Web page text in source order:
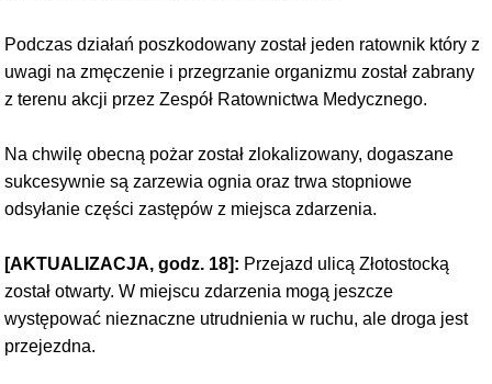
Podczas działań poszkodowany został jeden ratownik który z
uwagi na zmęczenie i przegrzanie organizmu został zabrany
z terenu akcji przez Zespół Ratownictwa Medycznego.
Na chwilę obecną pożar został zlokalizowany, dogaszane
sukcesywnie są zarzewia ognia oraz trwa stopniowe
odsyłanie części zastępów z miejsca zdarzenia.
[AKTUALIZACJA, godz. 18]: Przejazd ulicą Złotostocką
został otwarty. W miejscu zdarzenia mogą jeszcze
występować nieznaczne utrudnienia w ruchu, ale droga jest
przejezdna.